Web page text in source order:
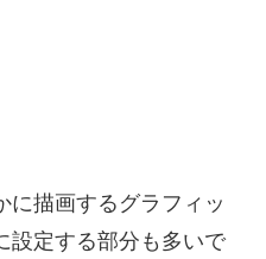
に描画するグラフィッ
設定する部分も多いで